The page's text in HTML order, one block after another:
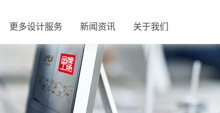
更多设计服务 新闻资讯 关于我们